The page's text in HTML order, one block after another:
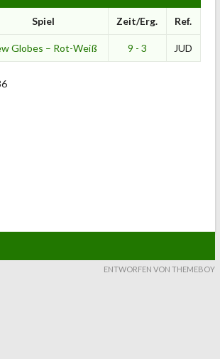
Spiel Zeit/Erg. Ref.
Globes – Rot-Weiß 9 - 3 JUD
ENTWORFEN VON THEMEBOY